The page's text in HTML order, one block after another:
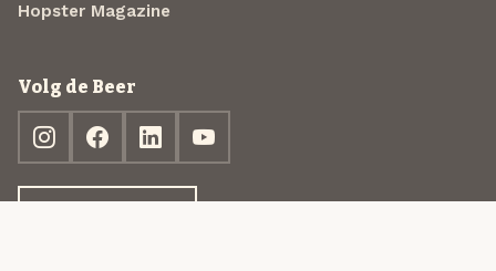
Hopster Magazine
Volg de Beer